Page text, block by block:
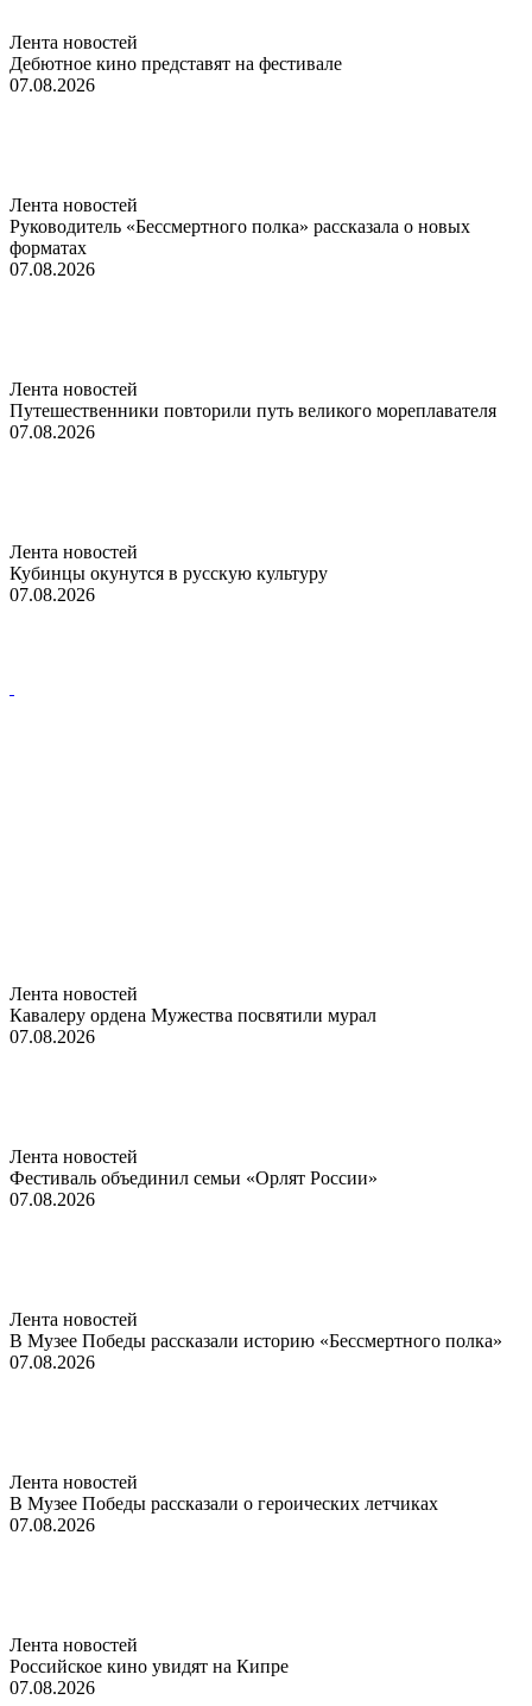
Лента новостей
Дебютное кино представят на фестивале
07.08.2026
Лента новостей
Руководитель «Бессмертного полка» рассказала о новых
форматах
07.08.2026
Лента новостей
Путешественники повторили путь великого мореплавателя
07.08.2026
Лента новостей
Кубинцы окунутся в русскую культуру
07.08.2026
Лента новостей
Кавалеру ордена Мужества посвятили мурал
07.08.2026
Лента новостей
Фестиваль объединил семьи «Орлят России»
07.08.2026
Лента новостей
В Музее Победы рассказали историю «Бессмертного полка»
07.08.2026
Лента новостей
В Музее Победы рассказали о героических летчиках
07.08.2026
Лента новостей
Российское кино увидят на Кипре
07.08.2026